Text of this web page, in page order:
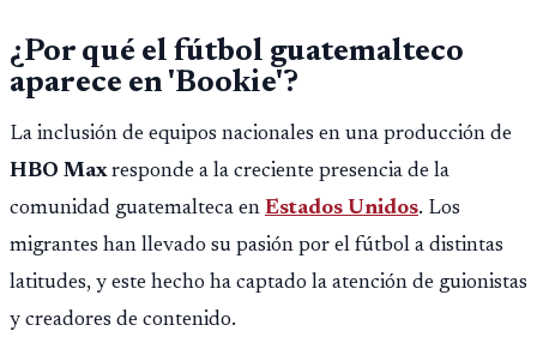
¿Por qué el fútbol guatemalteco
aparece en 'Bookie'?
La inclusión de equipos nacionales en una producción de
HBO Maxresponde a la creciente presencia de la
comunidad guatemalteca en Estados Unidos. Los
migrantes han llevado su pasión por el fútbol a distintas
latitudes, y este hecho ha captado la atención de guionistas
y creadores de contenido.